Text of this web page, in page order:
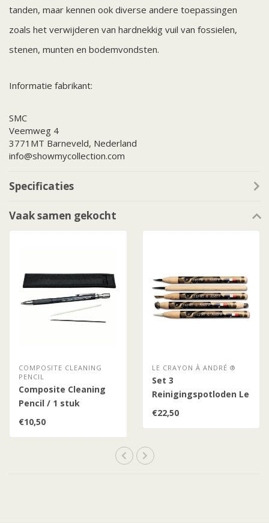
tanden, maar kennen ook diverse andere toepassingen
zoals het verwijderen van hardnekkig vuil van fossielen,
stenen, munten en bodemvondsten.
Informatie fabrikant:
SMC
Veemweg 4
3771MT Barneveld, Nederland
info@showmycollection.com
Specificaties
Vaak samen gekocht
COMPOSITE CLEANING
PENCIL
Composite Cleaning
Pencil / 1 stuk
€10,50
LE CRAYON À ANDRÉ ®
Set 3
Reinigingspotloden Le
Crayon à André (5 st.)
€22,50